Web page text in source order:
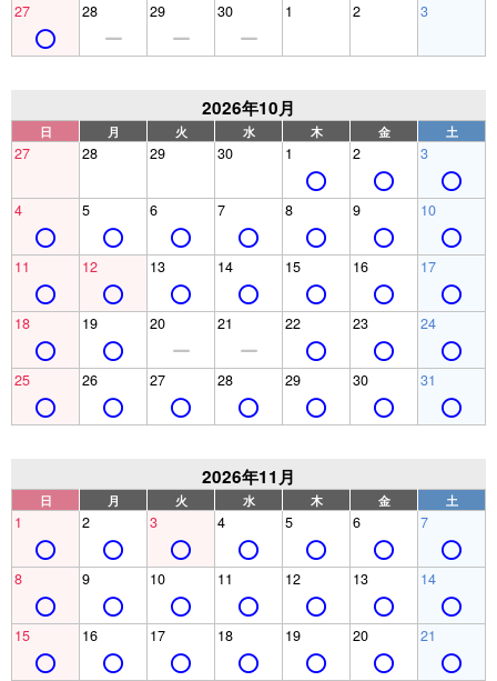
27 28 29 30 1 2 3
2026年10月
日 月 火 水 木 金 土
27 28 29 30 1 2 3
4 5 6 7 8 9 10
11 12 13 14 15 16 17
18 19 20 21 22 23 24
25 26 27 28 29 30 31
2026年11月
日 月 火 水 木 金 土
1 2 3 4 5 6 7
8 9 10 11 12 13 14
15 16 17 18 19 20 21